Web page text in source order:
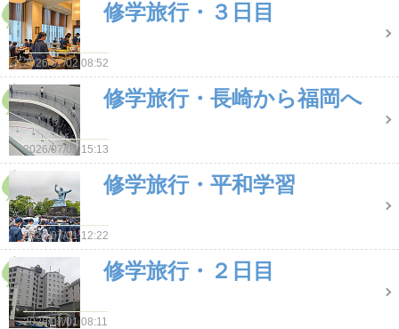
修学旅行・３日目
2026/07/02 08:52
修学旅行・長崎から福岡へ
2026/07/01 15:13
修学旅行・平和学習
2026/07/01 12:22
修学旅行・２日目
2026/07/01 08:11